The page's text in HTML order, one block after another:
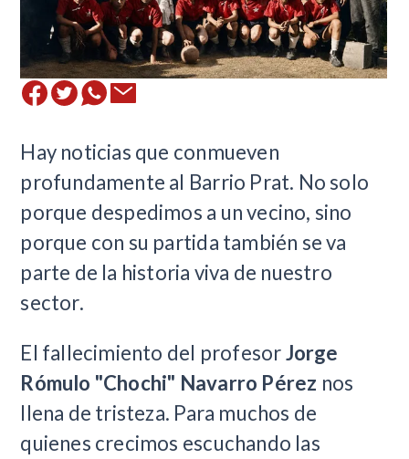
Hay noticias que conmueven
profundamente al Barrio Prat. No solo
porque despedimos a un vecino, sino
porque con su partida también se va
parte de la historia viva de nuestro
sector.
El fallecimiento del profesorJorge
Rómulo "Chochi" Navarro Pérez nos
llena de tristeza. Para muchos de
quienes crecimos escuchando las